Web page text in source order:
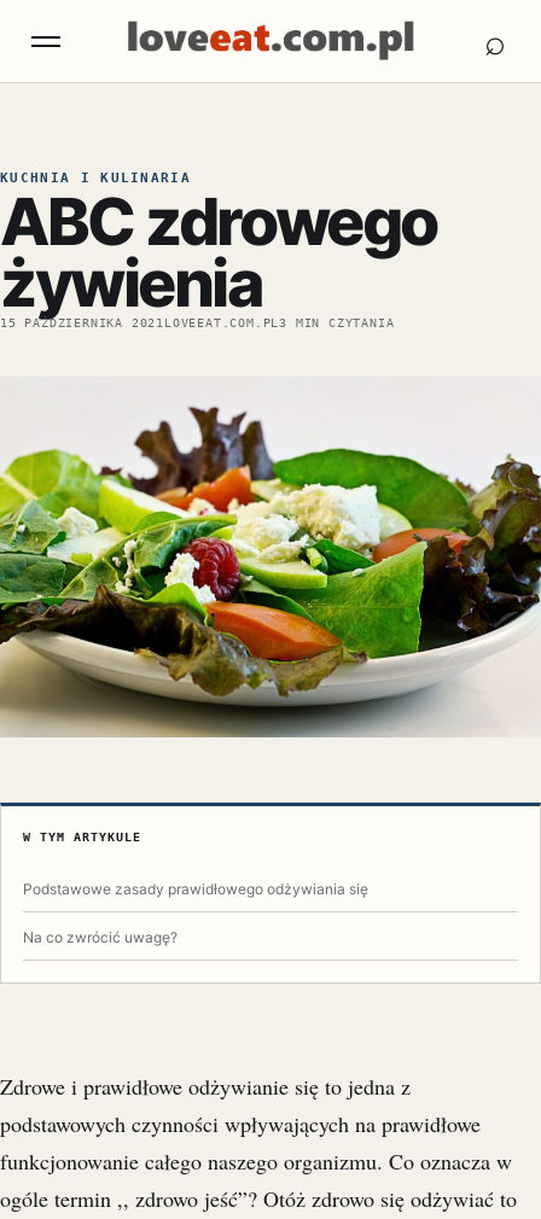
Otwórz menu ⌕
KUCHNIA I KULINARIA
ABC zdrowego
żywienia
15 PAŹDZIERNIKA 2021 LOVEEAT.COM.PL3 MIN CZYTANIA
W TYM ARTYKULE
Podstawowe zasady prawidłowego odżywiania się
Na co zwrócić uwagę?
Zdrowe i prawidłowe odżywianie się to jedna z
podstawowych czynności wpływających na prawidłowe
funkcjonowanie całego naszego organizmu. Co oznacza w
ogóle termin ,, zdrowo jeść”? Otóż zdrowo się odżywiać to